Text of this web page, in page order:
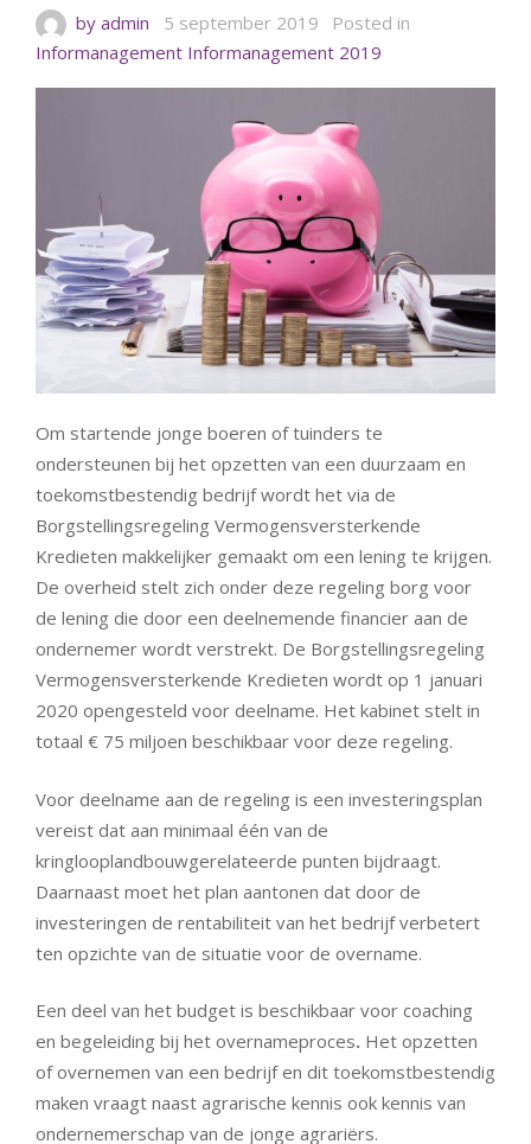
by admin 5 september 2019
Posted in
Informanagement Informanagement 2019
Om startende jonge boeren of tuinders te
ondersteunen bij het opzetten van een duurzaam en
toekomstbestendig bedrijf wordt het via de
Borgstellingsregeling Vermogensversterkende
Kredieten makkelijker gemaakt om een lening te krijgen.
De overheid stelt zich onder deze regeling borg voor
de lening die door een deelnemende financier aan de
ondernemer wordt verstrekt. De Borgstellingsregeling
Vermogensversterkende Kredieten wordt op 1 januari
2020 opengesteld voor deelname. Het kabinet stelt in
totaal € 75 miljoen beschikbaar voor deze regeling.
Voor deelname aan de regeling is een investeringsplan
vereist dat aan minimaal één van de
kringlooplandbouwgerelateerde punten bijdraagt.
Daarnaast moet het plan aantonen dat door de
investeringen de rentabiliteit van het bedrijf verbetert
ten opzichte van de situatie voor de overname.
Een deel van het budget is beschikbaar voor coaching
en begeleiding bij het overnameproces. Het opzetten
of overnemen van een bedrijf en dit toekomstbestendig
maken vraagt naast agrarische kennis ook kennis van
ondernemerschap van de jonge agrariërs.